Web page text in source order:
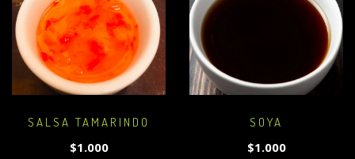
SALSA TAMARINDO
$1.000
SOYA
$1.000